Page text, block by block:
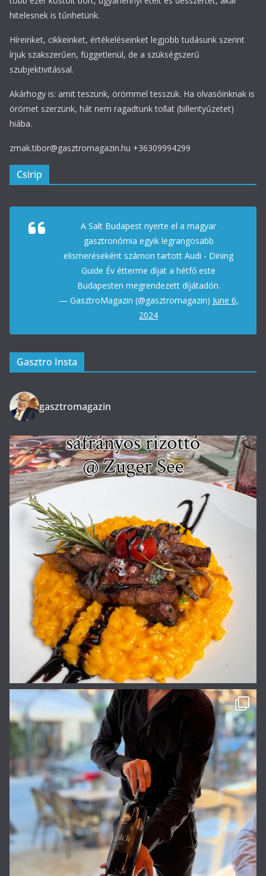
hitelesnek is tűnhetünk.
Híreinket, cikkeinket, értékeléseinket legjobb tudásunk szerint
írjuk szakszerűen, függetlenül, de a szükségszerű
szubjektivitással.
Akárhogy is: amit teszünk, örömmel tesszük. Ha olvasóinknak is
örömet szerzünk, hát nem ragadtunk tollat (billentyűzetet)
hiába.
zmak.tibor@gasztromagazin.hu +36309994299
Csirip
A Salt Budapest nyerte el a magyar
gasztronómia egyik legrangosabb
elismeréseként számon tartott Audi - Dining
Guide Év étterme díjat a hétfő este
Budapesten megrendezett díjátadón.
— GasztroMagazin (@gasztromagazin) June 6,
2024
Gasztro Insta
gasztromagazin